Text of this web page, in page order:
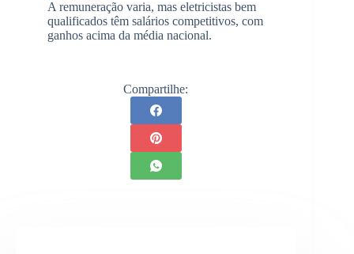
A remuneração varia, mas eletricistas bem
qualificados têm salários competitivos, com
ganhos acima da média nacional.
Compartilhe: